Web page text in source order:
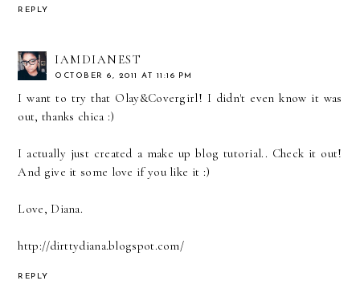
REPLY
IAMDIANEST
OCTOBER 6, 2011 AT 11:16 PM
I want to try that Olay&Covergirl! I didn't even know it was
out, thanks chica :)
I actually just created a make up blog tutorial.. Check it out!
And give it some love if you like it :)
Love, Diana.
http://dirttydiana.blogspot.com/
REPLY